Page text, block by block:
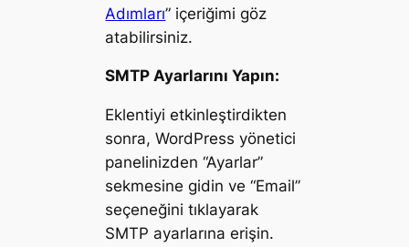
Adımları” içeriğimi göz
atabilirsiniz.
SMTP Ayarlarını Yapın:
Eklentiyi etkinleştirdikten
sonra, WordPress yönetici
panelinizden “Ayarlar”
sekmesine gidin ve “Email”
seçeneğini tıklayarak
SMTP ayarlarına erişin.